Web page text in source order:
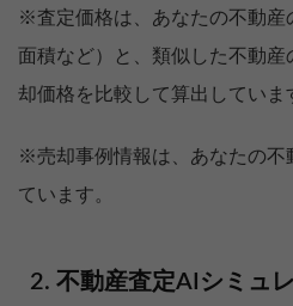
※査定価格は、あなたの不動産
面積など）と、類似した不動
却価格を比較して算出していま
※売却事例情報は、あなたの不
ています。
不動産査定AIシミュ